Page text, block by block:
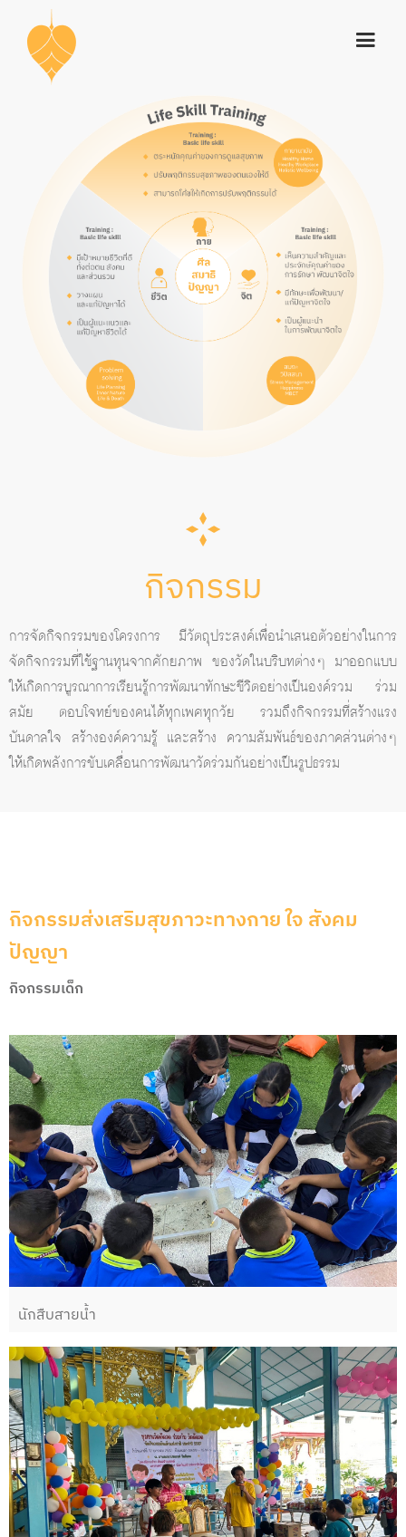
กิจกรรม
การจัดกิจกรรมของโครงการ มีวัตถุประสงค์เพื่อนําเสนอตัวอย่างในการ
จัดกิจกรรมที่ใช้ฐานทุนจากศักยภาพ ของวัดในบริบทต่างๆ มาออกแบบ
ให้เกิดการบูรณาการเรียนรู้การพัฒนาทักษะชีวิตอย่างเป็นองค์รวม ร่วม
สมัย ตอบโจทย์ของคนได้ทุกเพศทุกวัย รวมถึงกิจกรรมที่สร้างแรง
บันดาลใจ สร้างองค์ความรู้ และสร้าง ความสัมพันธ์ของภาคส่วนต่างๆ
ให้เกิดพลังการขับเคลื่อนการพัฒนาวัดร่วมกันอย่างเป็นรูปธรรม
กิจกรรมส่งเสริมสุขภาวะทางกาย ใจ สังคม
ปัญญา
กิจกรรมเด็ก
นักสืบสายน้ำ